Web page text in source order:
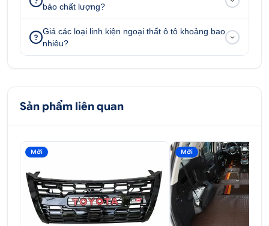
bảo chất lượng?
Giá các loại linh kiện ngoại thất ô tô khoảng bao
nhiêu?
Sản phẩm liên quan
Mới Mới